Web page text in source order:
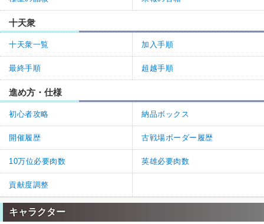
十天衆
十天衆一覧 加入手順
最終手順 超越手順
進め方・仕様
初心者攻略 納品ボックス
開催履歴 古戦場ボーダー履歴
10万位必要肉数 英雄必要肉数
貢献度調整
キャラクター